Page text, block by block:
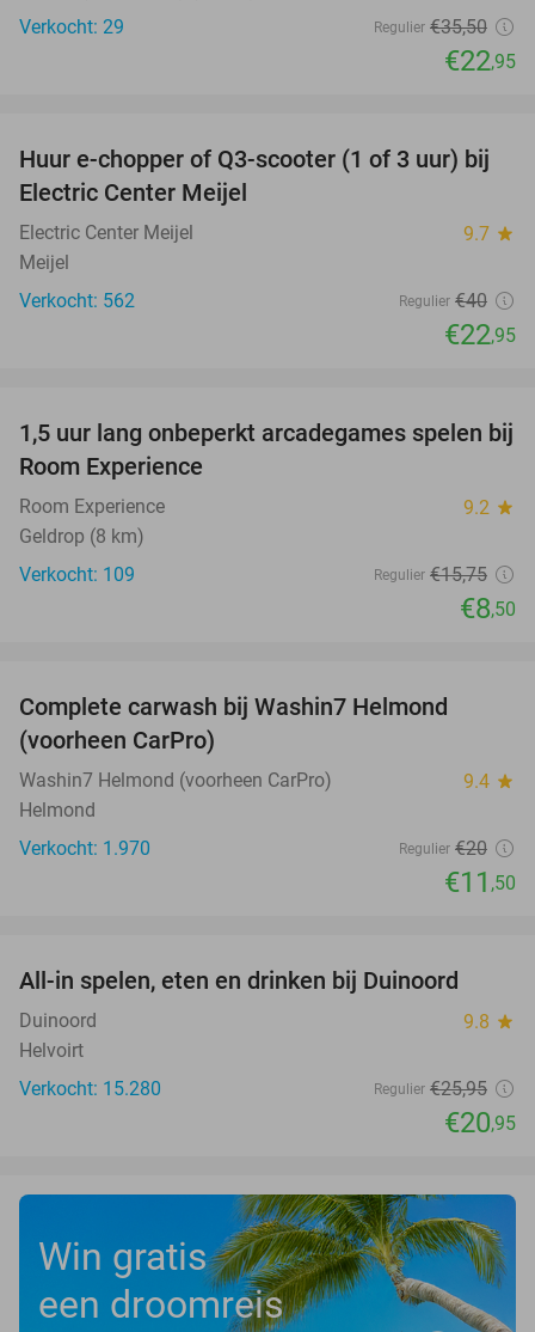
Verkocht: 29
Regulier €35,50
€22,95
43%
Huur e-chopper of Q3-scooter (1 of 3 uur) bij
Electric Center Meijel
Electric Center Meijel 9.7 star
Meijel
Verkocht: 562
Regulier €40
€22,95
46%
1,5 uur lang onbeperkt arcadegames spelen bij
Room Experience
Room Experience 9.2 star
Geldrop (8 km)
Verkocht: 109
Regulier €15,75
€8,50
Complete carwash bij Washin7 Helmond
(voorheen CarPro)
Washin7 Helmond (voorheen CarPro) 9.4 star
Helmond
Verkocht: 1.970
Regulier €20
€11 ,50
All-in spelen, eten en drinken bij Duinoord
Duinoord 9.8 star
Helvoirt
Verkocht: 15.280
Regulier €25,95
€20,95
Win gratis
een droomreis